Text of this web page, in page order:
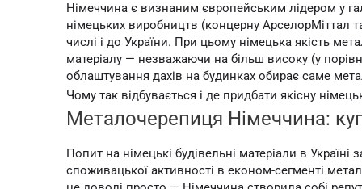
Німеччина є визнаним європейським лідером у
німецьких виробництв (концерну АрселорМіттал
числі і до України. При цьому німецька якість
матеріалу — незважаючи на більш високу (у
облаштування дахів на будинках обирає саме
Чому так відбувається і де придбати якісну
Металочерепиця Німеччина:
Попит на німецькі будівельні матеріали в
споживацької активності в економ-сегменті